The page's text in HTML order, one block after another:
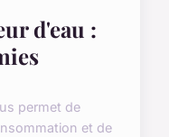
d'eau :
permet de
et de